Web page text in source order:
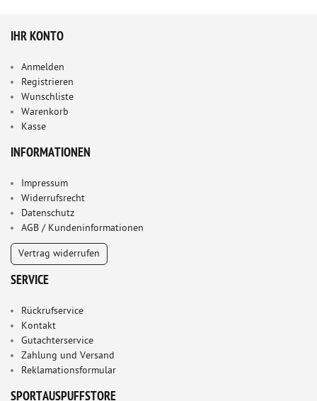
IHR KONTO
Anmelden
Registrieren
Wunschliste
Warenkorb
Kasse
INFORMATIONEN
Impressum
Widerrufsrecht
Datenschutz
AGB / Kundeninformationen
Vertrag widerrufen
SERVICE
Rückrufservice
Kontakt
Gutachterservice
Zahlung und Versand
Reklamationsformular
SPORTAUSPUFFSTORE